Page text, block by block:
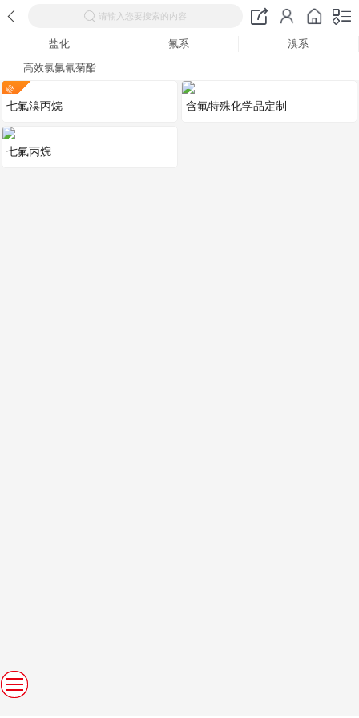
请输入您要搜索的内容
盐化 氟系
溴系
高效氯氟氰菊酯
特
七氟溴丙烷
七氟丙烷
含氟特殊化学品定制